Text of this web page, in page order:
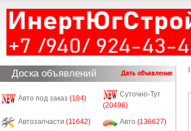
Доска объявлений Дать объявление
Авто под заказ (184)
Суточно-Тут
(20496)
Автозапчасти (11642) Авто (136627)